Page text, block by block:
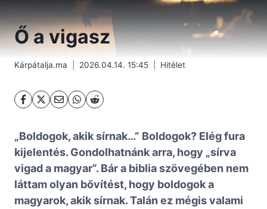
Ő a vigasz
Kárpátalja.ma 2026.04.14. 15:45 Hitélet
„Boldogok, akik sírnak…” Boldogok? Elég fura
kijelentés. Gondolhatnánk arra, hogy „sírva
vigad a magyar”. Bár a biblia szövegében nem
láttam olyan bővítést, hogy boldogok a
magyarok, akik sírnak. Talán ez mégis valami